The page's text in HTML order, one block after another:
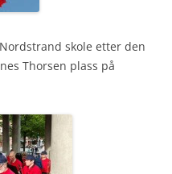
skole etter den
Thorsen plass på